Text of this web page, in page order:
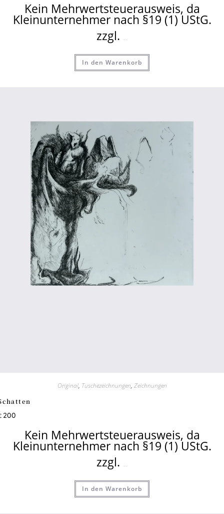
Kein Mehrwertsteuerausweis, da
Kleinunternehmer nach §19 (1) UStG.
zzgl.
In den Warenkorb
Original, Tuschezeichnungen, Zeichnungen
200
Kein Mehrwertsteuerausweis, da
Kleinunternehmer nach §19 (1) UStG.
zzgl.
In den Warenkorb